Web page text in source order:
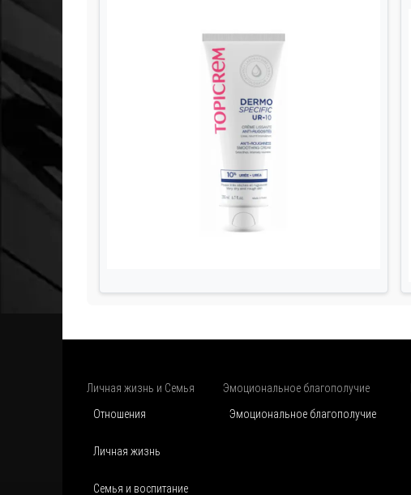
Личная жизнь и Семья
Отношения
Личная жизнь
Семья и воспитание
Эмоциональное благополучие
Эмоциональное благополучие